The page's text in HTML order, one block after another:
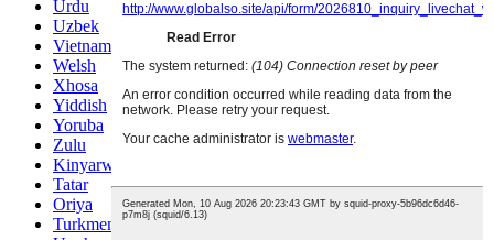
Urdu
Uzbek
Vietnamese
Welsh
Xhosa
Yiddish
Yoruba
Zulu
Kinyarwanda
Tatar
Oriya
Turkmen